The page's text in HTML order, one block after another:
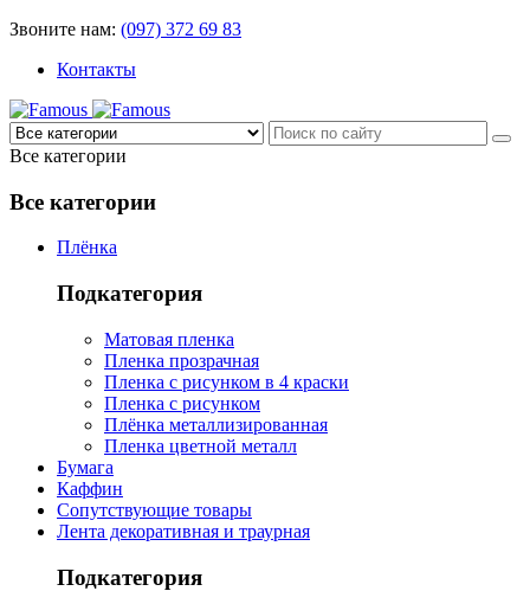
Звоните нам: (097) 372 69 83
Контакты
Все категории
Все категории
Плёнка
Подкатегория
Матовая пленка
Пленка прозрачная
Пленка с рисунком в 4 краски
Пленка с рисунком
Плёнка металлизированная
Пленка цветной металл
Бумага
Каффин
Сопутствующие товары
Лента декоративная и траурная
Подкатегория